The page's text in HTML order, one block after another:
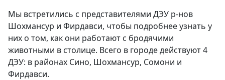
Мы встретились с представителями ДЭУ р-нов
Шохмансур и Фирдавси, чтобы подробнее узнать у
них о том, как они работают с бродячими
животными в столице. Всего в городе действуют 4
ДЭУ: в районах Сино, Шохмансур, Сомони и
Фирдавси.